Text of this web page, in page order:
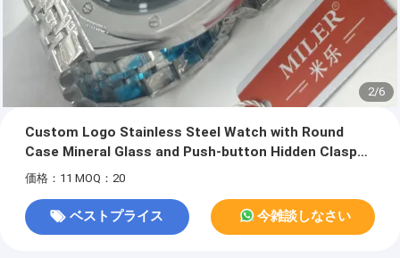
2/6
Custom Logo Stainless Steel Watch with Round
Case Mineral Glass and Push-button Hidden Clasp
for Men
価格：11 MOQ：20
ベストプライス 今雑談しなさい